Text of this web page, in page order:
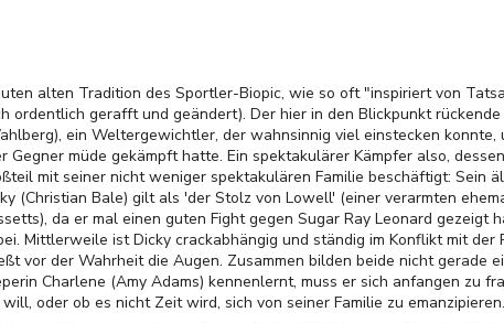
alten Tradition des Sportler-Biopic, wie so oft "inspiriert von
ordentlich gerafft und geändert). Der hier in den Blickpunkt
ein Weltergewichtler, der wahnsinnig viel einstecken konnte,
Gegner müde gekämpft hatte. Ein spektakulärer Kämpfer also,
mit seiner nicht weniger spektakulären Familie beschäftigt: Sein
(Christian Bale) gilt als 'der Stolz von Lowell' (einer verarmten
da er mal einen guten Fight gegen Sugar Ray Leonard gezeigt
Mittlerweile ist Dicky crackabhängig und ständig im Konflikt mit der
vor der Wahrheit die Augen. Zusammen bilden beide nicht gerade
Charlene (Amy Adams) kennenlernt, muss er sich anfangen zu
oder ob es nicht Zeit wird, sich von seiner Familie zu emanzipieren.